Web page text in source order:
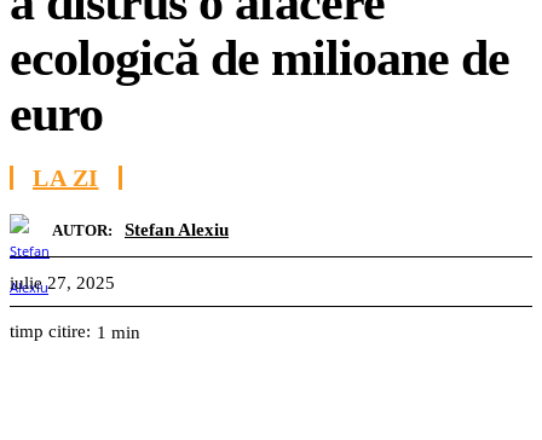
ecologică de milioane de
euro
LA ZI
AUTOR: Stefan Alexiu
iulie 27, 2025
timp citire: 1 min